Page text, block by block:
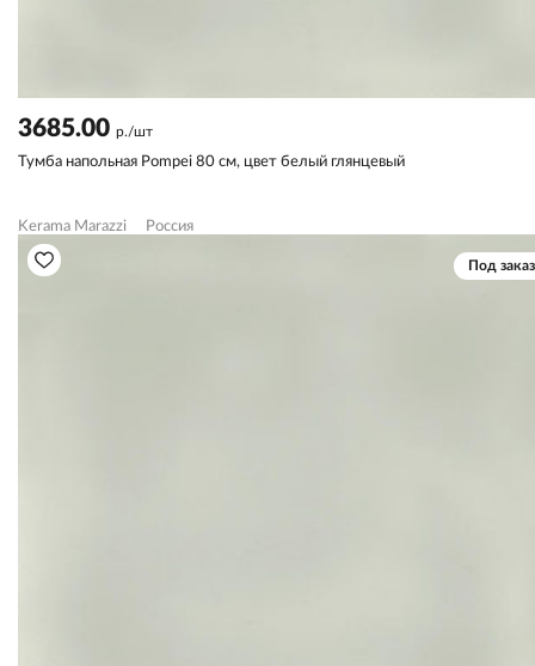
3685.00 р./шт
Тумба напольная Pompei 80 см, цвет белый глянцевый
Kerama Marazzi Россия
Под заказ